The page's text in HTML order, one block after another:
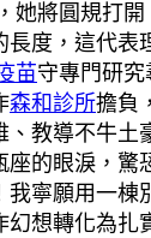
，她將圓規打
長度，這代表
苗守專門研究
森和診所擔負
、教導不牛土
座的眼淚，驚
寧願用一棟
想轉化為扎